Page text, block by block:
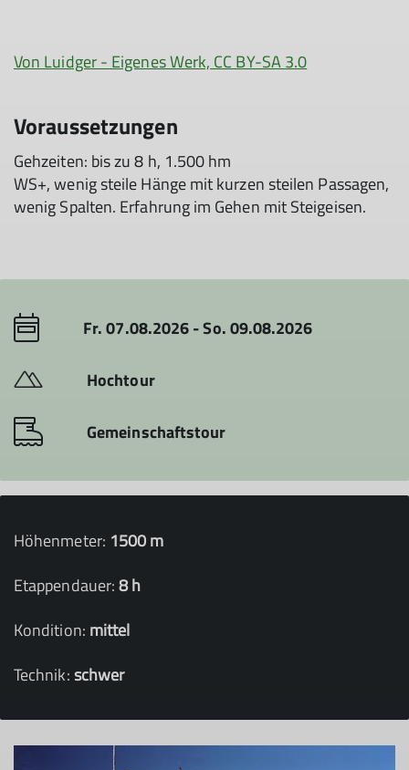
Von Luidger - Eigenes Werk, CC BY-SA 3.0
Voraussetzungen
Gehzeiten: bis zu 8 h, 1.500 hm
WS+, wenig steile Hänge mit kurzen steilen Passagen,
wenig Spalten. Erfahrung im Gehen mit Steigeisen.
Fr. 07.08.2026 - So. 09.08.2026
Hochtour
Gemeinschaftstour
Höhenmeter: 1500 m
Etappendauer:8 h
Kondition: mittel
Technik: schwer